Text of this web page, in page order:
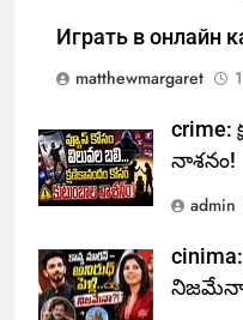
Играть в онлайн
matthewmargaret
crime:
నాశనం!
admin